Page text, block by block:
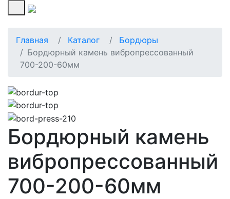
Главная
Каталог
Бордюры
Бордюрный камень вибропрессованный
700-200-60мм
Бордюрный камень
вибропрессованный
700-200-60мм